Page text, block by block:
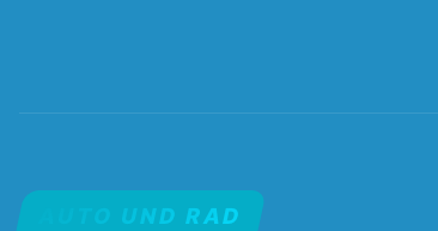
AUTO UND RAD